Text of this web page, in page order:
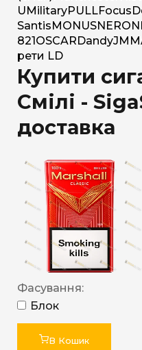
U MilitaryPULLFocus
Santis MONUSNERO
821 OSCAR DandyJM
рети LD
Купити
Смілі -
доставка
Фасування:
Блок
В Кошик